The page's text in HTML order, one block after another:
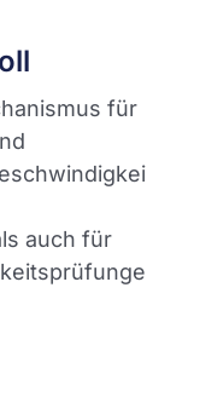
für
auch für